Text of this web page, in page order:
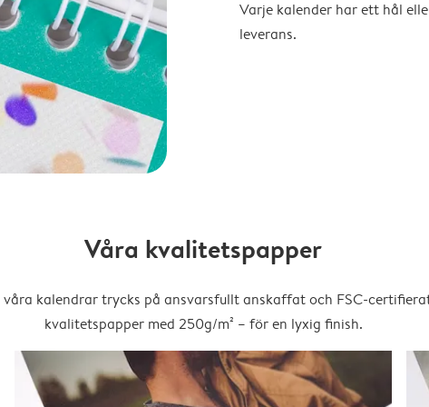
Varje kalender har ett hål
leverans.
Våra kvalitetspapper
kalendrar trycks på ansvarsfullt anskaffat och FSC-
kvalitetspapper med 250g/m² – för en lyxig finish.